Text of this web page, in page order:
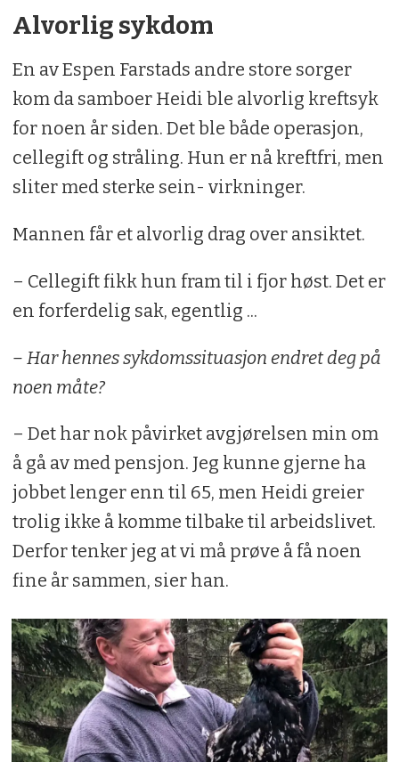
Alvorlig sykdom
En av Espen Farstads andre store sorger
kom da samboer Heidi ble alvorlig kreftsyk
for noen år siden. Det ble både operasjon,
cellegift og stråling. Hun er nå kreftfri, men
sliter med sterke sein- virkninger.
Mannen får et alvorlig drag over ansiktet.
– Cellegift fikk hun fram til i fjor høst. Det er
en forferdelig sak, egentlig ...
– Har hennes sykdomssituasjon endret deg på
noen måte?
– Det har nok påvirket avgjørelsen min om
å gå av med pensjon. Jeg kunne gjerne ha
jobbet lenger enn til 65, men Heidi greier
trolig ikke å komme tilbake til arbeidslivet.
Derfor tenker jeg at vi må prøve å få noen
fine år sammen, sier han.